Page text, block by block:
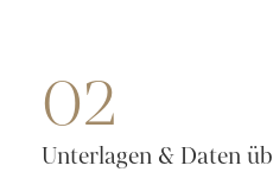
02
Unterlagen & Daten